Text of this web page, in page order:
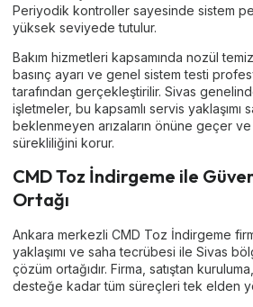
Periyodik kontroller sayesinde sistem
yüksek seviyede tutulur.
Bakım hizmetleri kapsamında nozül
basınç ayarı ve genel sistem testi
tarafından gerçekleştirilir. Sivas
işletmeler, bu kapsamlı servis yaklaşımı
beklenmeyen arızaların önüne geçer
sürekliliğini korur.
CMD Toz İndirgeme ile
Ortağı
Ankara merkezli CMD Toz İndirgeme
yaklaşımı ve saha tecrübesi ile Sivas
çözüm ortağıdır. Firma, satıştan
desteğe kadar tüm süreçleri tek elden